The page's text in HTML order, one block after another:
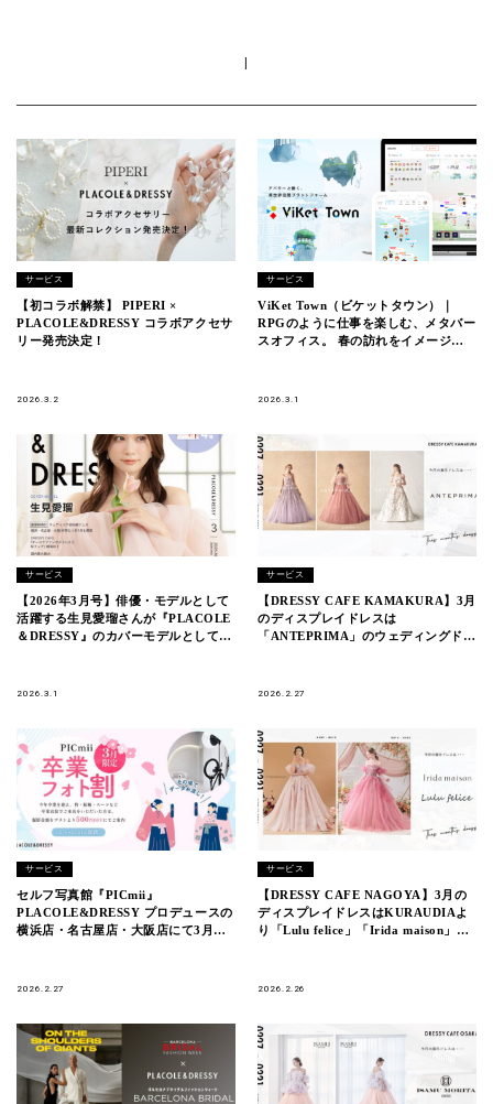
サービス
【初コラボ解禁】 PIPERI ×
PLACOLE&DRESSY コラボアクセサ
リー発売決定！
2026.3.2
サービス
ViKet Town（ビケットタウン）｜
RPGのように仕事を楽しむ、メタバー
スオフィス。 春の訪れをイメージさ
2026.3.1
サービス
【2026年3月号】俳優・モデルとして
活躍する生見愛瑠さんが『PLACOLE
＆DRESSY』のカバーモデルとして登
2026.3.1
サービス
【DRESSY CAFE KAMAKURA】3月
のディスプレイドレスは
「ANTEPRIMA」のウェディングドレ
2026.2.27
サービス
セルフ写真館『PICmii』
PLACOLE&DRESSY プロデュースの
横浜店・名古屋店・大阪店にて3月限
2026.2.27
サービス
【DRESSY CAFE NAGOYA】3月の
ディスプレイドレスはKURAUDIAよ
り「Lulu felice」「Irida maison」の
2026.2.26